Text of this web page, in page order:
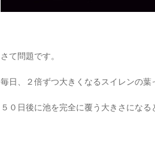
さて問題です。
毎日、２倍ずつ大きくなるスイレンの葉
５０日後に池を完全に覆う大きさにな